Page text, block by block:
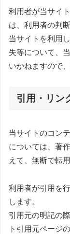
利用者が当サイ
は、利用者の判
当サイトを利用
失等について、
いかねますので
引用・リン
当サイトのコン
については、著
えて、無断で転
利用者が引用を
します。
引用元の明記の
ト引用元ページ